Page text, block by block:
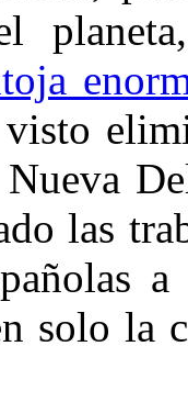
Nueva
las
solo la